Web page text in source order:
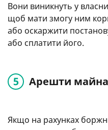
Вони виникнуть у
щоб мати змогу ним
або оскаржити
або сплатити його.
Арешти майна
Якщо на рахунках